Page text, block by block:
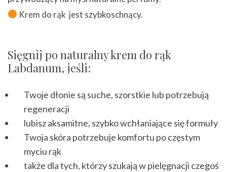
Krem do rąk jest szybkoschnący.
Sięgnij po naturalny krem do rąk
Labdanum, jeśli:
Twoje dłonie są suche, szorstkie lub potrzebują
regeneracji
lubisz aksamitne, szybko wchłaniające się formuły
Twoja skóra potrzebuje komfortu po częstym
myciu rąk
także dla tych, którzy szukają w pielęgnacji czegoś